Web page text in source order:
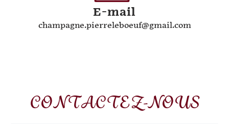
E-mail
champagne.pierreleboeuf@gmail.com
CONTACTEZ-NOUS